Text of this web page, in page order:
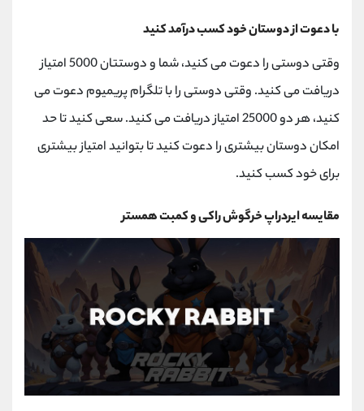
با دعوت از دوستان خود کسب درآمد کنید
وقتی دوستی را دعوت می کنید، شما و دوستتان 5000 امتیاز
دریافت می کنید. وقتی دوستی را با تلگرام پریمیوم دعوت می
کنید، هر دو 25000 امتیاز دریافت می کنید. سعی کنید تا حد
امکان دوستان بیشتری را دعوت کنید تا بتوانید امتیاز بیشتری
برای خود کسب کنید.
مقایسه ایردراپ خرگوش راکی ​​و کمبت همستر